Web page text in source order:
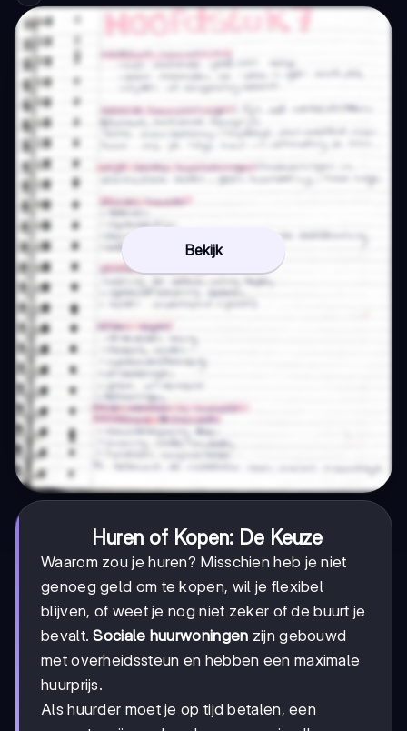
Bekijk
Huren of Kopen: De Keuze
Waarom zou je huren? Misschien heb je niet
genoeg geld om te kopen, wil je flexibel
blijven, of weet je nog niet zeker of de buurt je
bevalt.Sociale huurwoningen zijn gebouwd
met overheidssteun en hebben een maximale
huurprijs.
Als huurder moet je op tijd betalen, een